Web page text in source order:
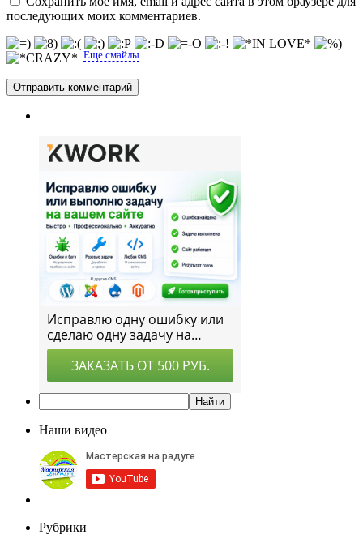
последующих моих комментариев.
Еще смайлы
Наши видео
Рубрики